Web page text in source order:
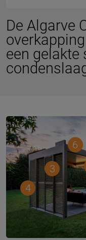
De Algarve
een
3
4
6